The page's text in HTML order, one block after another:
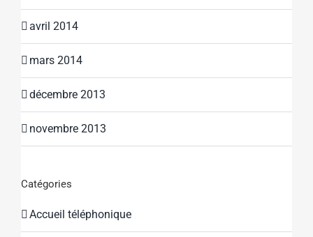
avril 2014
mars 2014
décembre 2013
novembre 2013
Catégories
Accueil téléphonique